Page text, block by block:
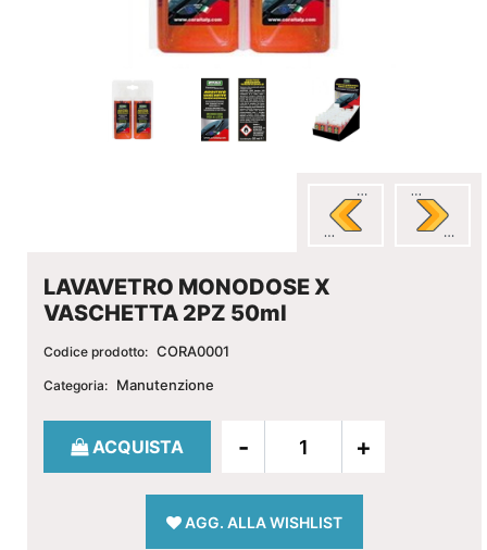
LAVAVETRO MONODOSE X
VASCHETTA 2PZ 50ml
Codice prodotto: CORA0001
Categoria: Manutenzione
Quantità
ACQUISTA
AGG. ALLA WISHLIST